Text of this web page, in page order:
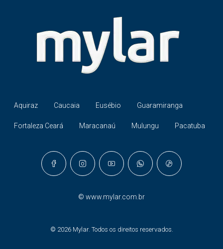
Aquiraz Caucaia Eusébio Guaramiranga
Fortaleza Ceará Maracanaú Mulungu Pacatuba
© www.mylar.com.br
© 2026 Mylar. Todos os direitos reservados.